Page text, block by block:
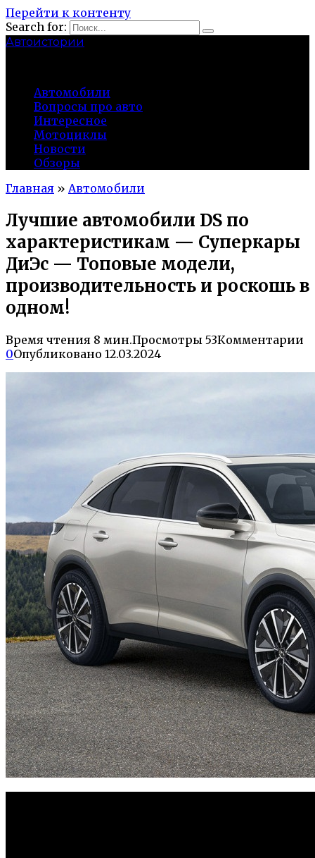
Перейти к контенту
Search for:
Автоистории
Автомобили
Вопросы про авто
Интересное
Мотоциклы
Новости
Обзоры
Главная » Автомобили
Лучшие автомобили DS по
характеристикам — Суперкары
ДиЭс — Топовые модели,
производительность и роскошь в
одном!
Время чтения 8 мин.Просмотры 53Комментарии
0Опубликовано 12.03.2024